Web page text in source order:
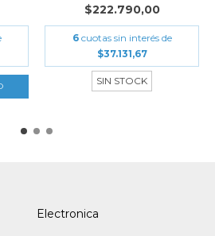
$222.790,00
6 cuotas sin interés de
$37.131,67
SIN STOCK
Electronica